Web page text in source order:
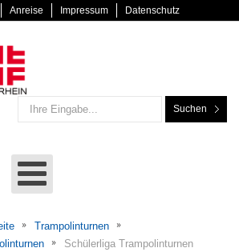
Anreise Impressum Datenschutz
Suchen
Trampolinturnen
Schülerliga Trampolinturnen